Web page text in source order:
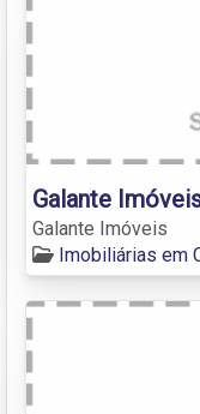
Galante
Galante Imóveis
Imobiliárias em